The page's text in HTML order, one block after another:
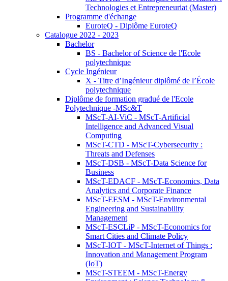
Technologies et Entrepreneuriat (Master)
Programme d'échange
EuroteQ - Diplôme EuroteQ
Catalogue 2022 - 2023
Bachelor
BS - Bachelor of Science de l'Ecole
polytechnique
Cycle Ingénieur
X - Titre d’Ingénieur diplômé de l’École
polytechnique
Diplôme de formation gradué de l'Ecole
Polytechnique -MSc&T
MScT-AI-ViC - MScT-Artificial
Intelligence and Advanced Visual
Computing
MScT-CTD - MScT-Cybersecurity :
Threats and Defenses
MScT-DSB - MScT-Data Science for
Business
MScT-EDACF - MScT-Economics, Data
Analytics and Corporate Finance
MScT-EESM - MScT-Environmental
Engineering and Sustainability
Management
MScT-ESCLiP - MScT-Economics for
Smart Cities and Climate Policy
MScT-IOT - MScT-Internet of Things :
Innovation and Management Program
(IoT)
MScT-STEEM - MScT-Energy